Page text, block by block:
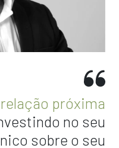
próxima
no seu
sobre o seu